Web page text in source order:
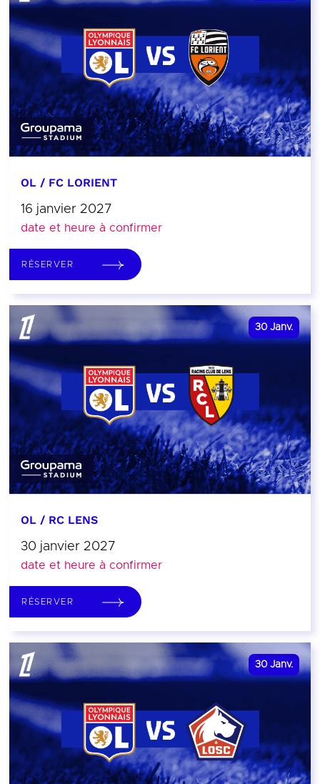
OL / FC LORIENT
16 janvier 2027
date et heure à confirmer
RÉSERVER
30 Janv.
OL / RC LENS
30 janvier 2027
date et heure à confirmer
RÉSERVER
30 Janv.